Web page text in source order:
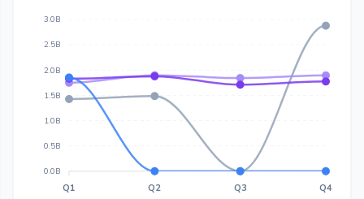
3.0B
2.5B
2.0B
1.5B
1.0B
0.5B
0.0B
Q1 Q2 Q3 Q4